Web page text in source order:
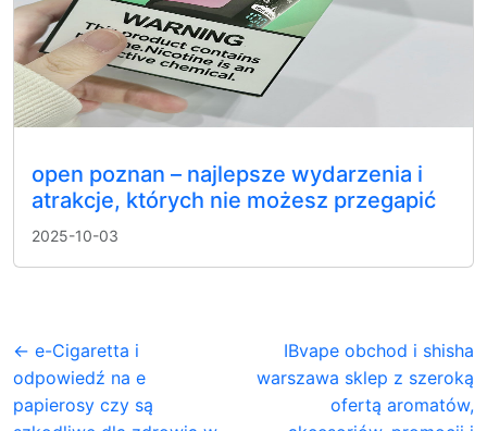
open poznan – najlepsze wydarzenia i
atrakcje, których nie możesz przegapić
2025-10-03
← e-Cigaretta i
odpowiedź na e
papierosy czy są
IBvape obchod i shisha
warszawa sklep z szeroką
ofertą aromatów,